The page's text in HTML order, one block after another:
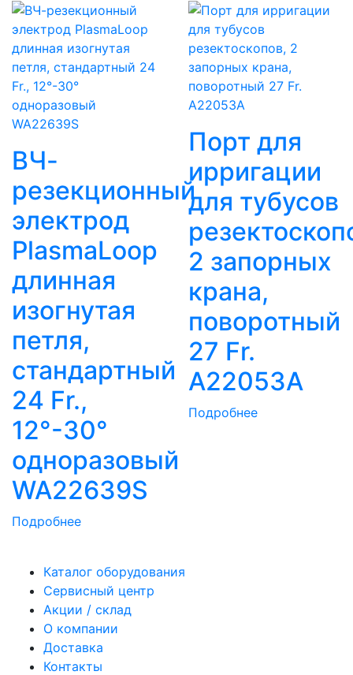
ВЧ-
резекционный
электрод
PlasmaLoop
длинная
изогнутая
петля,
стандартный
24 Fr.,
12°-30°
одноразовый
WA22639S
Подробнее
Порт для
ирригации
для тубусов
2 запорных
крана,
поворотный
27 Fr.
A22053A
Подробнее
Каталог оборудования
Сервисный центр
Акции / склад
О компании
Доставка
Контакты